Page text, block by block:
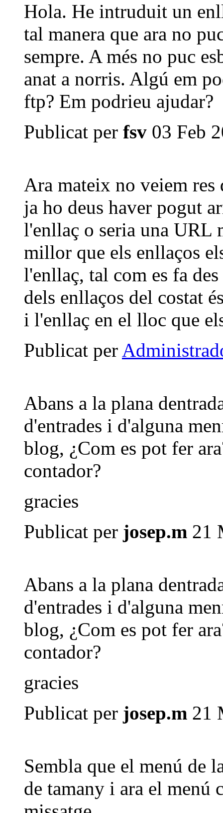
Hola. He intruduit un
tal manera que ara no
sempre. A més no puc
anat a norris. Algú em
ftp? Em podrieu ajudar?
Publicat per fsv 03 Feb
Ara mateix no veiem res
ja ho deus haver pogut
l'enllaç o seria una URL
millor que els enllaços
l'enllaç, tal com es fa
dels enllaços del costat
i l'enllaç en el lloc que
Publicat per
Abans a la plana
d'entrades i d'alguna
blog, ¿Com es pot fer
contador?
gracies
Publicat per josep.m 21
Abans a la plana
d'entrades i d'alguna
blog, ¿Com es pot fer
contador?
gracies
Publicat per josep.m 21
Sembla que el menú de
de tamany i ara el menú